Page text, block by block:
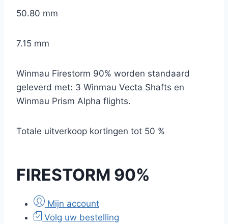
50.80 mm
7.15 mm
Winmau Firestorm 90% worden standaard
geleverd met: 3 Winmau Vecta Shafts en
Winmau Prism Alpha flights.
Totale uitverkoop kortingen tot 50 %
FIRESTORM 90%
Mijn account
Volg uw bestelling